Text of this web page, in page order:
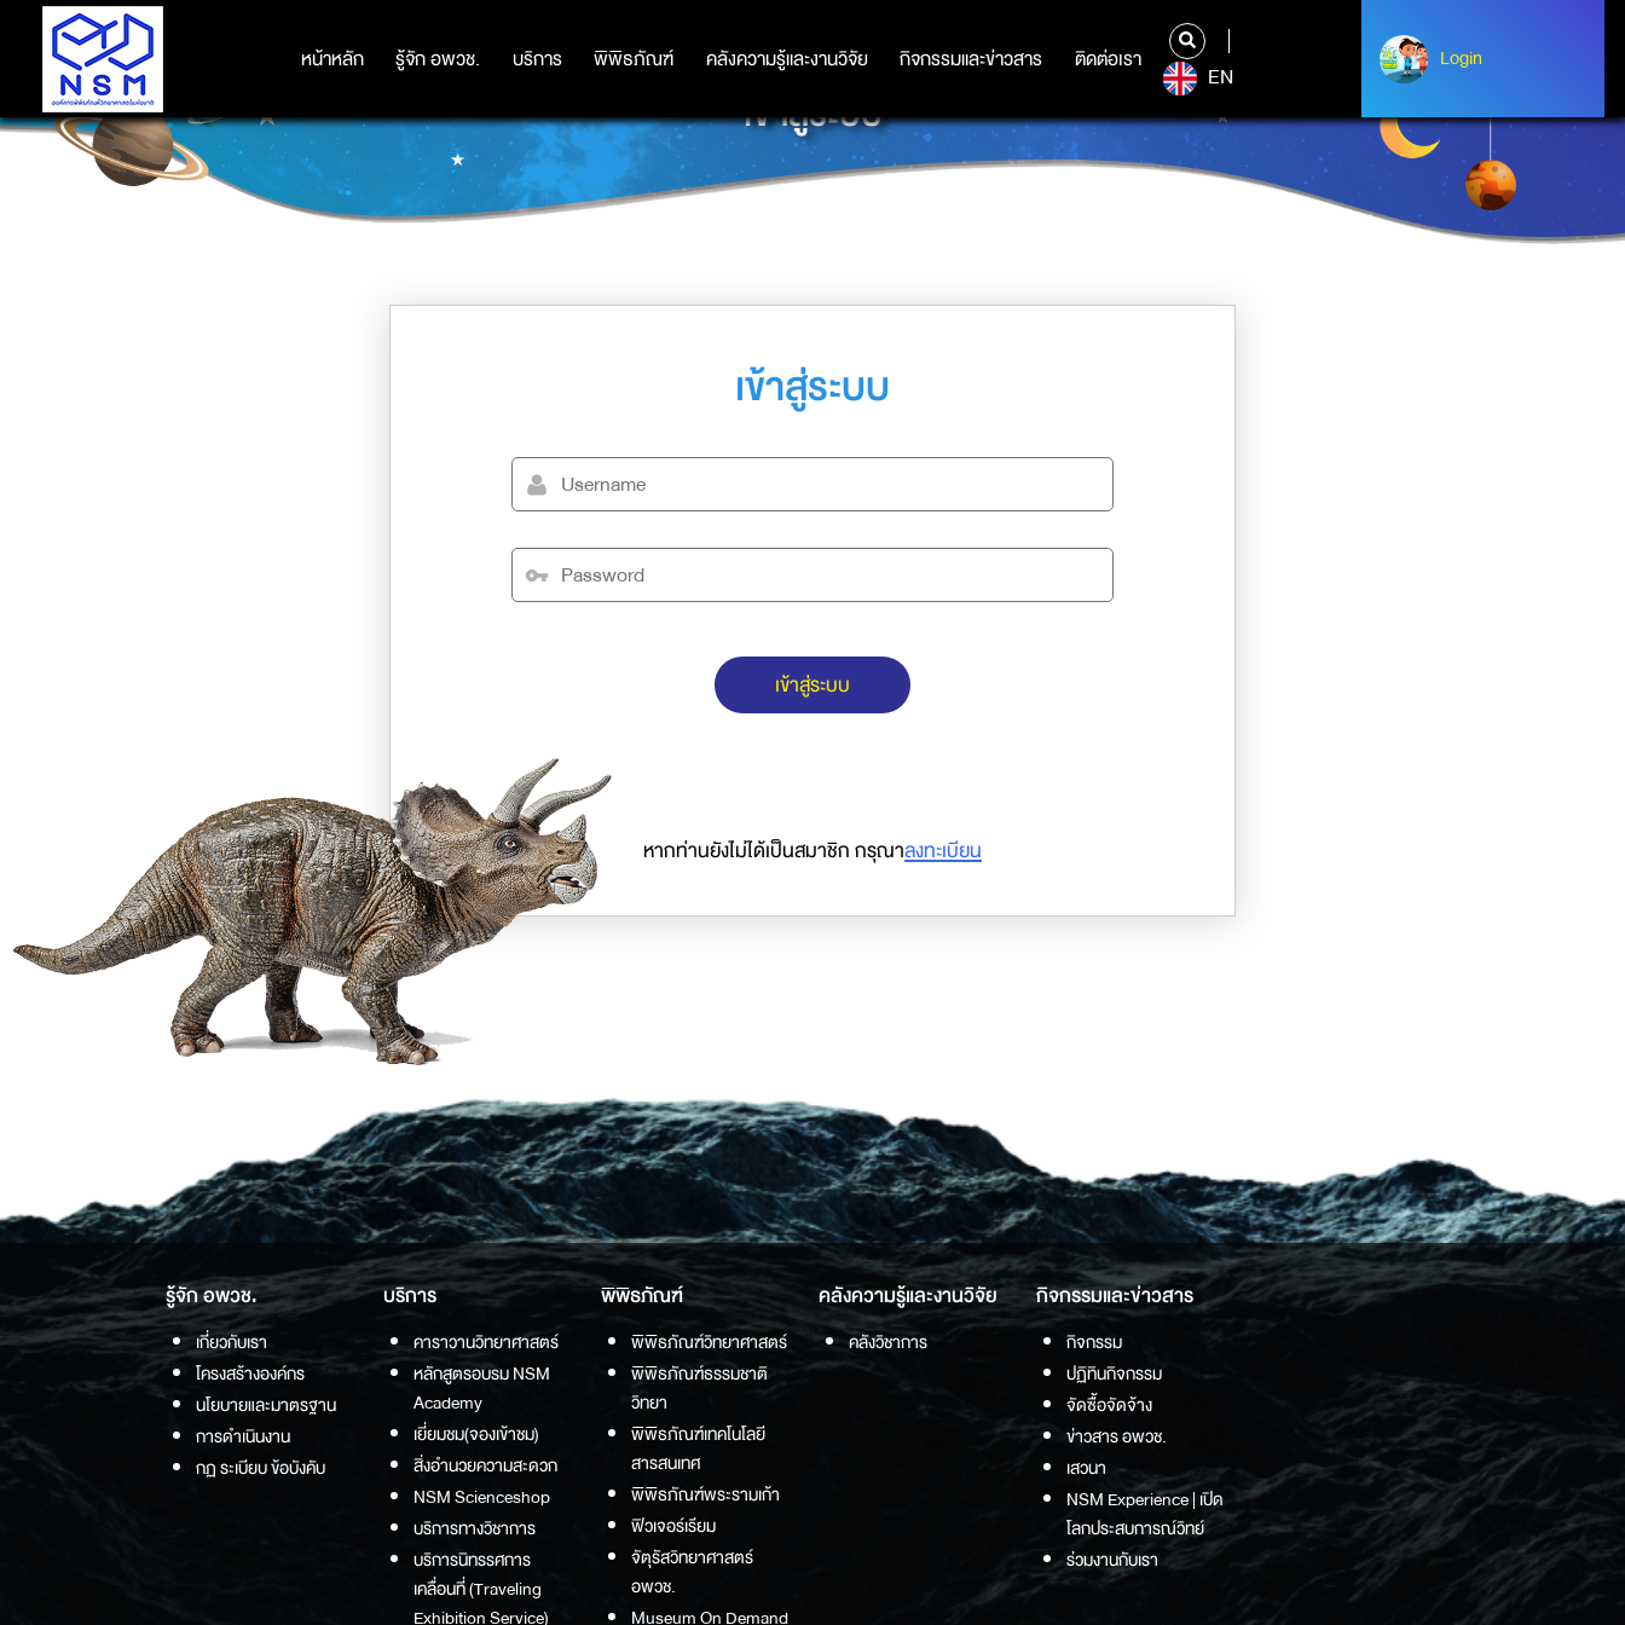
หน้าหลัก รู้จัก อพวช. บริการ พิพิธภัณฑ์ คลังความรู้และงานวิจัย กิจกรรมและข่าวสาร ติดต่อเรา
หน้าหลัก รู้จัก อพวช. บริการ พิพิธภัณฑ์ คลังความรู้และงานวิจัย กิจกรรมและข่าวสาร ติดต่อเรา
EN
Login
Albert Einstein
เข้าสู่ระบบ
เข้าสู่ระบบ
เข้าสู่ระบบ
หากท่านยังไม่ได้เป็นสมาชิก กรุณาลงทะเบียน
รู้จัก อพวช.
เกี่ยวกับเรา
โครงสร้างองค์กร
นโยบายและมาตรฐาน
การดำเนินงาน
กฏ ระเบียบ ข้อบังคับ
บริการ
คาราวานวิทยาศาสตร์
หลักสูตรอบรม NSM
Academy
เยี่ยมชม(จองเข้าชม)
สิ่งอำนวยความสะดวก
NSM Scienceshop
บริการทางวิชาการ
บริการนิทรรศการ
เคลื่อนที่ (Traveling
Exhibition Service)
พิพิธภัณฑ์
พิพิธภัณฑ์วิทยาศาสตร์
พิพิธภัณฑ์ธรรมชาติ
วิทยา
พิพิธภัณฑ์เทคโนโลยี
สารสนเทศ
พิพิธภัณฑ์พระรามเก้า
ฟิวเจอร์เรียม
จัตุรัสวิทยาศาสตร์
อพวช.
Museum On Demand
คลังความรู้และงานวิจัย
คลังวิชาการ
กิจกรรมและข่าวสาร
กิจกรรม
ปฏิทินกิจกรรม
จัดซื้อจัดจ้าง
ข่าวสาร อพวช.
เสวนา
NSM Experience | เปิด
โลกประสบการณ์วิทย์
ร่วมงานกับเรา